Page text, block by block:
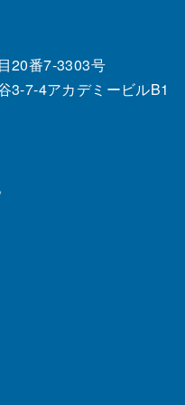
20番7‐3303号
3-7-4アカデミービルB1